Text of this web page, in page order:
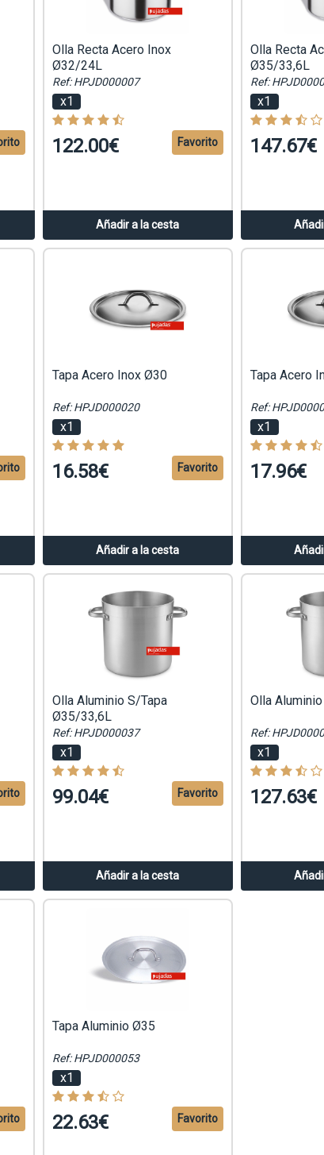
Olla Recta Acero Inox
Ø32/24L
Ref: HPJD000007
x1
122.00€
Añadir a la cesta
Favorito
Olla Recta
Ø35/33,6L
Ref:
x1
147.67€
Tapa Acero Inox Ø30
Ref: HPJD000020
x1
16.58€
Añadir a la cesta
Favorito
Tapa Acero
Ref:
x1
17.96€
Olla Aluminio S/Tapa
Ø35/33,6L
Ref: HPJD000037
x1
99.04€
Añadir a la cesta
Favorito
Olla
Ref:
x1
127.63€
Tapa Aluminio Ø35
Ref: HPJD000053
x1
22.63€ Favorito